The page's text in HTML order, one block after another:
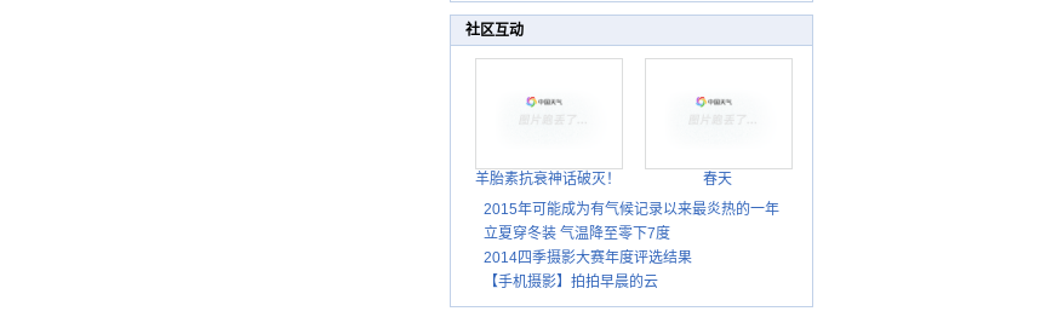
祝丰收迎秋来
社区互动
羊胎素抗衰神话破灭！
春天
2015年可能成为有气候记录以来最炎热的一年
立夏穿冬装 气温降至零下7度
2014四季摄影大赛年度评选结果
【手机摄影】拍拍早晨的云